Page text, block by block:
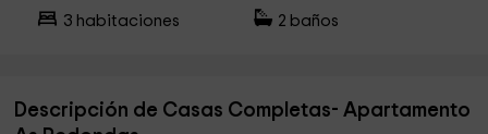
3 habitaciones 2 baños
Descripción de Casas Completas- Apartamento